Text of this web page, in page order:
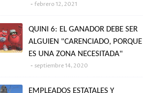
febrero 12, 2021
QUINI 6: EL GANADOR DEBE SER
ALGUIEN "CARENCIADO, PORQUE
ES UNA ZONA NECESITADA"
septiembre 14, 2020
EMPLEADOS ESTATALES Y